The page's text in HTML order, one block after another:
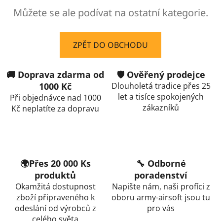
Můžete se ale podívat na ostatní kategorie.
ZPĚT DO OBCHODU
🚚 Doprava zdarma od
1000 Kč
Při objednávce nad 1000
Kč neplatíte za dopravu
🛡️ Ověřený prodejce
Dlouholetá tradice přes 25
let a tisíce spokojených
zákazníků
🌍Přes 20 000 Ks
produktů
Okamžitá dostupnost
zboží připraveného k
odeslání od výrobců z
🔧 Odborné
poradenství
Napište nám, naši profíci z
oboru army-airsoft jsou tu
pro vás